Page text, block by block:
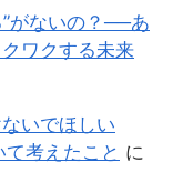
がないの？──あ
ワクする未来
いでほしい
考えたこと に